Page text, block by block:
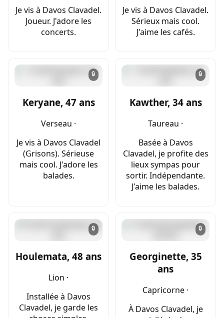
Je vis à Davos Clavadel.
Joueur. J'adore les
concerts.
Je vis à Davos Clavadel.
Sérieux mais cool.
J'aime les cafés.
🔒
Keryane, 47 ans
Verseau ·
Je vis à Davos Clavadel
(Grisons). Sérieuse
mais cool. J'adore les
balades.
🔒
Kawther, 34 ans
Taureau ·
Basée à Davos
Clavadel, je profite des
lieux sympas pour
sortir. Indépendante.
J'aime les balades.
🔒
Houlemata, 48 ans
Lion ·
Installée à Davos
Clavadel, je garde les
🔒
Georginette, 35
ans
Capricorne ·
À Davos Clavadel, je